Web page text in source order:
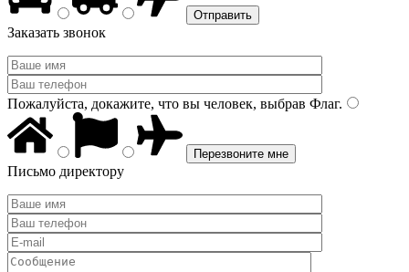
Заказать звонок
Пожалуйста, докажите, что вы человек, выбрав Флаг.
Письмо директору